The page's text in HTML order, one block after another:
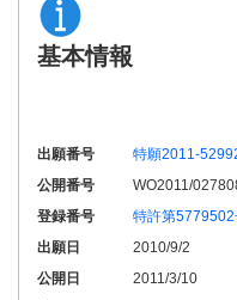
基本情報
出願番号
特願2011-
公開番号
WO2011/
登録番号
特許第5779502
出願日
2010/9/2
公開日
2011/3/10